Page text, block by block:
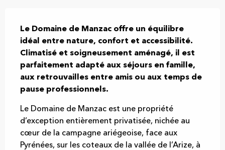
Le Domaine de Manzac offre un équilibre
idéal entre nature, confort et accessibilité.
Climatisé et soigneusement aménagé, il est
parfaitement adapté aux séjours en famille,
aux retrouvailles entre amis ou aux temps de
pause professionnels.
Le Domaine de Manzac est une propriété
d’exception entièrement privatisée, nichée au
cœur de la campagne ariégeoise, face aux
Pyrénées, sur les coteaux de la vallée de l’Arize, à